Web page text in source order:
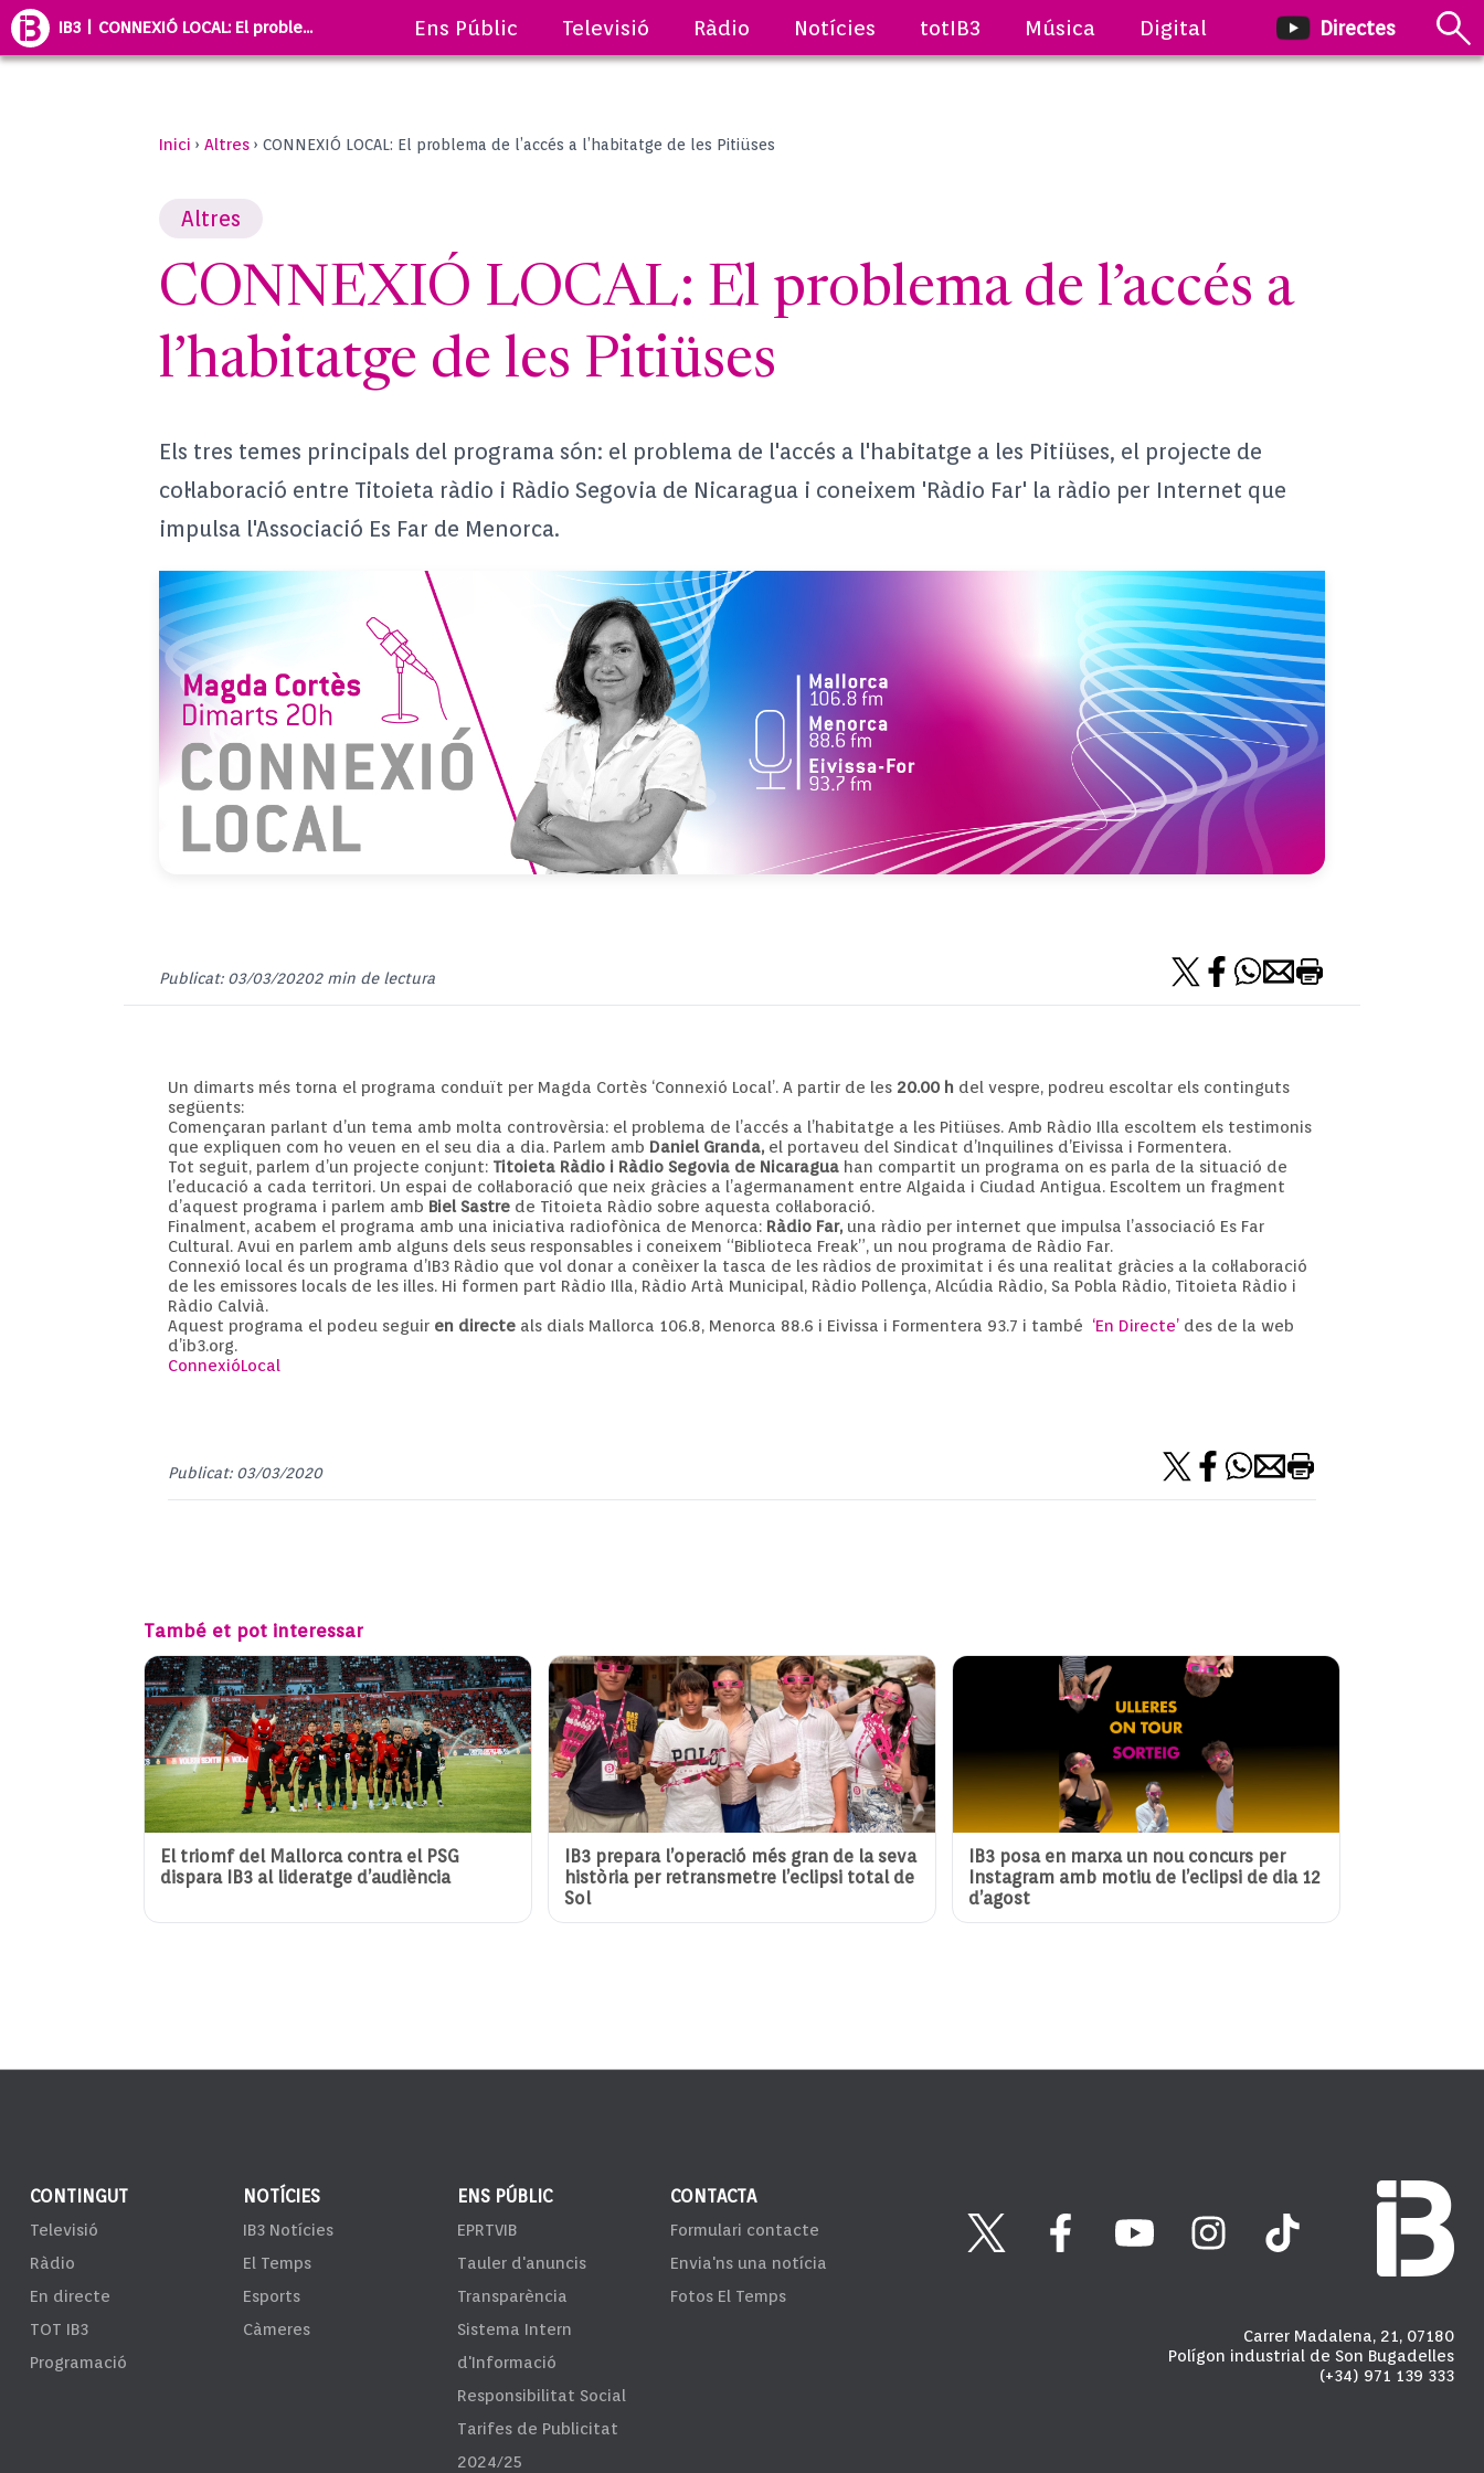
IB3 | CONNEXIÓ LOCAL: El proble... Ens Públic Televisió Ràdio Notícies totIB3 Música Digital Directes
Inici › Altres › CONNEXIÓ LOCAL: El problema de l’accés a l’habitatge de les Pitiüses
Altres
CONNEXIÓ LOCAL: El problema de l’accés a
l’habitatge de les Pitiüses
Els tres temes principals del programa són: el problema de l'accés a l'habitatge a les Pitiüses, el projecte de
col·laboració entre Titoieta ràdio i Ràdio Segovia de Nicaragua i coneixem 'Ràdio Far' la ràdio per Internet que
impulsa l'Associació Es Far de Menorca.
Publicat: 03/03/20202 min de lectura
Un dimarts més torna el programa conduït per Magda Cortès ‘Connexió Local’. A partir de les 20.00 h del vespre, podreu escoltar els continguts
següents:
Començaran parlant d’un tema amb molta controvèrsia: el problema de l’accés a l’habitatge a les Pitiüses. Amb Ràdio Illa escoltem els testimonis
que expliquen com ho veuen en el seu dia a dia. Parlem amb Daniel Granda, el portaveu del Sindicat d’Inquilines d’Eivissa i Formentera.
Tot seguit, parlem d’un projecte conjunt: Titoieta Ràdio i Ràdio Segovia de Nicaragua han compartit un programa on es parla de la situació de
l’educació a cada territori. Un espai de col·laboració que neix gràcies a l’agermanament entre Algaida i Ciudad Antigua. Escoltem un fragment
d’aquest programa i parlem amb Biel Sastre de Titoieta Ràdio sobre aquesta col·laboració.
Finalment, acabem el programa amb una iniciativa radiofònica de Menorca: Ràdio Far, una ràdio per internet que impulsa l’associació Es Far
Cultural. Avui en parlem amb alguns dels seus responsables i coneixem “Biblioteca Freak”, un nou programa de Ràdio Far.
Connexió local és un programa d’IB3 Ràdio que vol donar a conèixer la tasca de les ràdios de proximitat i és una realitat gràcies a la col·laboració
de les emissores locals de les illes. Hi formen part Ràdio Illa, Ràdio Artà Municipal, Ràdio Pollença, Alcúdia Ràdio, Sa Pobla Ràdio, Titoieta Ràdio i
Ràdio Calvià.
Aquest programa el podeu seguir en directe als dials Mallorca 106.8, Menorca 88.6 i Eivissa i Formentera 93.7 i també ‘En Directe’ des de la web
d’ib3.org.
ConnexióLocal
Publicat: 03/03/2020
També et pot interessar
El triomf del Mallorca contra el PSG
dispara IB3 al lideratge d’audiència
IB3 prepara l’operació més gran de la seva
història per retransmetre l’eclipsi total de
Sol
IB3 posa en marxa un nou concurs per
Instagram amb motiu de l’eclipsi de dia 12
d’agost
CONTINGUT
Televisió
Ràdio
En directe
TOT IB3
Programació
NOTÍCIES
IB3 Notícies
El Temps
Esports
Càmeres
ENS PÚBLIC
EPRTVIB
Tauler d'anuncis
Transparència
Sistema Intern
d'Informació
Responsibilitat Social
Tarifes de Publicitat
2024/25
CONTACTA
Formulari contacte
Envia'ns una notícia
Fotos El Temps
Carrer Madalena, 21, 07180
Polígon industrial de Son Bugadelles
(+34) 971 139 333